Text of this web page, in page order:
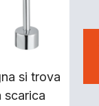
si trova
scarica